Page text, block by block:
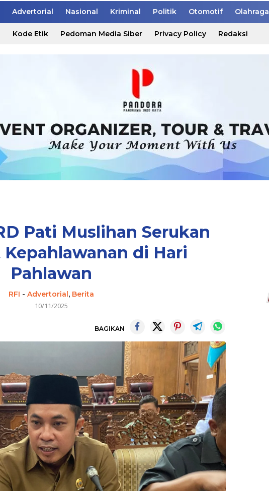
Advertorial Nasional Kriminal Politik Otomotif Olahraga
Kode Etik Pedoman Media Siber Privacy Policy Redaksi
Pati Muslihan Serukan
di Hari
Pahlawan
RFI -Advertorial, Berita
10/11/2025
BAGIKAN